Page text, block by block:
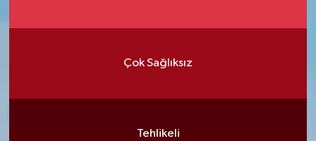
Çok Sağlıksız
Tehlikeli